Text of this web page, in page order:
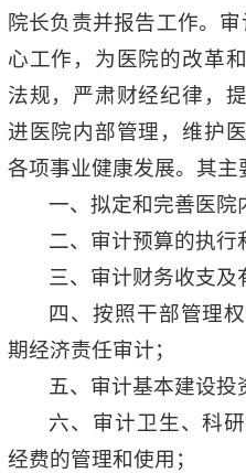
院长负责并报告工作。
心工作，为医院的改革
法规，严肃财经纪律，
进医院内部管理，维护
各项事业健康发展。其主
一、拟定和完善医院
二、审计预算的执行
三、审计财务收支及
四、按照干部管理
期经济责任审计；
五、审计基本建设投
六、审计卫生、科
经费的管理和使用；